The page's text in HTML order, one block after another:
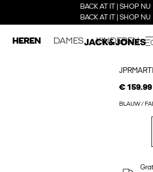
BACK AT IT | SHOP NU
BACK AT IT | SHOP NU
HEREN DAMES KINDEREN
€ 159.99
BLAUW /